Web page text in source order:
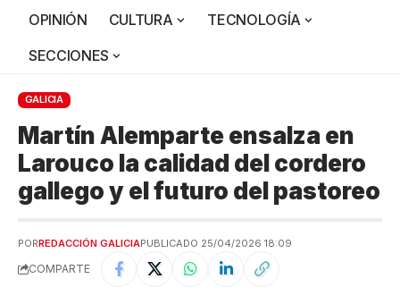
OPINIÓN
CULTURA
TECNOLOGÍA
SECCIONES
GALICIA
Martín Alemparte ensalza en
Larouco la calidad del cordero
gallego y el futuro del pastoreo
PORREDACCIÓN GALICIAPUBLICADO 25/04/2026 18:09
COMPARTE